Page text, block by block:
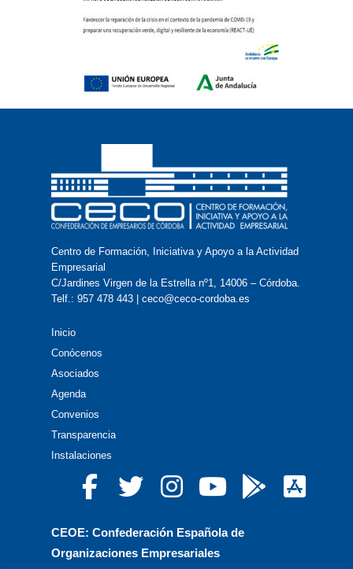
Centro de Formación, Iniciativa y Apoyo a la Actividad
Empresarial
C/Jardines Virgen de la Estrella nº1, 14006 – Córdoba.
Telf.: 957 478 443 | ceco@ceco-cordoba.es
Inicio
Conócenos
Asociados
Agenda
Convenios
Transparencia
Instalaciones
CEOE: Confederación Española de
Organizaciones Empresariales